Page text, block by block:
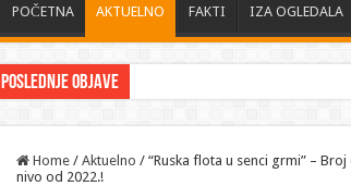
POČETNA AKTUELNO FAKTI IZA OGLEDALA
Poslednje objave
Home / Aktuelno / “Ruska flota u senci grmi” –
nivo od 2022.!